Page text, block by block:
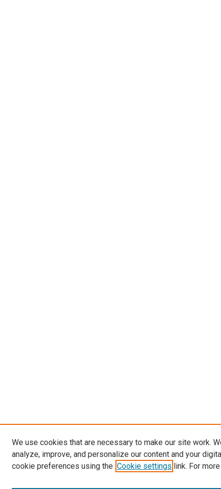
We use cookies that are necessary to make our site work.
analyze, improve, and personalize our content and your
cookie preferences using the Cookie settings link. For